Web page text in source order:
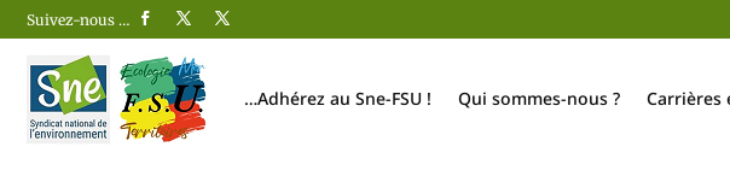
Suivez-nous …
…Adhérez au Sne-FSU ! Qui sommes-nous ? Carrières